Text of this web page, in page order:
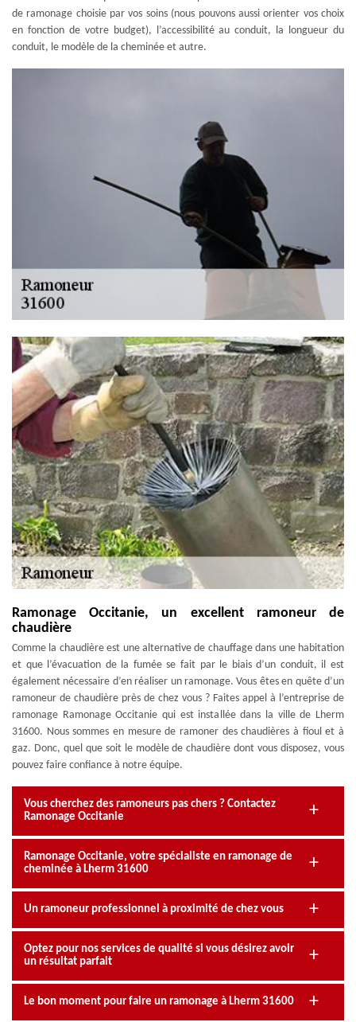
de ramonage choisie par vos soins (nous pouvons aussi orienter vos choix
en fonction de votre budget), l’accessibilité au conduit, la longueur du
conduit, le modèle de la cheminée et autre.
Ramonage Occitanie, un excellent ramoneur de
chaudière
Comme la chaudière est une alternative de chauffage dans une habitation
et que l’évacuation de la fumée se fait par le biais d’un conduit, il est
également nécessaire d’en réaliser un ramonage. Vous êtes en quête d’un
ramoneur de chaudière près de chez vous ? Faites appel à l’entreprise de
ramonage Ramonage Occitanie qui est installée dans la ville de Lherm
31600. Nous sommes en mesure de ramoner des chaudières à fioul et à
gaz. Donc, quel que soit le modèle de chaudière dont vous disposez, vous
pouvez faire confiance à notre équipe.
Vous cherchez des ramoneurs pas chers ? Contactez
Ramonage Occitanie
Ramonage Occitanie, votre spécialiste en ramonage de
cheminée à Lherm 31600
Un ramoneur professionnel à proximité de chez vous
Optez pour nos services de qualité si vous désirez avoir
un résultat parfait
Le bon moment pour faire un ramonage à Lherm 31600